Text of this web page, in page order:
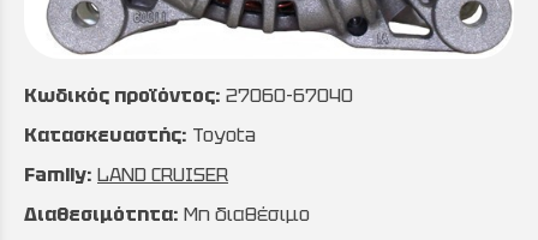
Κωδικός προϊόντος: 27060-67040
Κατασκευαστής: Toyota
Family: LAND CRUISER
Διαθεσιμότητα: Μη διαθέσιμο